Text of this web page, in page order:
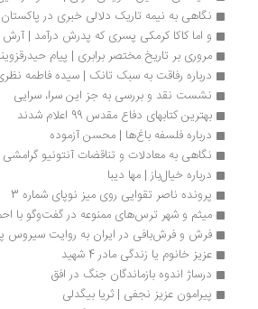
نگاهی به نیمه تاریک دلالی خبری در پاکستان و
و اما کاکا کرمکی پسری که پدرش درآمد | آرش
مروری بر تاریخ مختصر برابری | پیام حیدرقزوینی
درباره رفاقت به سبک تانک | سیده فاطمه نظری
نشست نقد و بررسی به جز این سرا، سرایی
بهترین کتابهای دفاع مقدس 99 اعلام شدند
درباره فلسفه باغ‌ها | محسن آزموده
نگاهی به معادلات و تناقضات آنتونیو گرامشی
درباره خیال‌باز | مها دیبا
پرونده ناصر تقوایی روی میز نوپای شماره 3
میثم و شهر ترس‌های ممنوعه در گفت‌وگو با احمدرضا
فرش و فرش‌بافی در ایران به روایت سیروس پرهام
عزیز خانوم یا زندگی مادر 4 شهید
درساژ اندوه بازماندگان جنگ در افق
پیرامون عزیز نجفی | ثریا بیگدلی